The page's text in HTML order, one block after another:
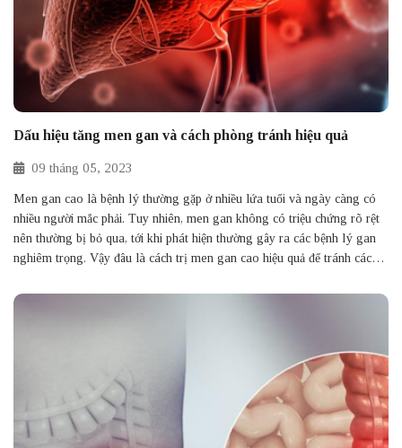
Dấu hiệu tăng men gan và cách phòng tránh hiệu quả
09 tháng 05, 2023
Men gan cao là bệnh lý thường gặp ở nhiều lứa tuổi và ngày càng có
nhiều người mắc phải. Tuy nhiên, men gan không có triệu chứng rõ rệt
nên thường bị bỏ qua, tới khi phát hiện thường gây ra các bệnh lý gan
nghiêm trọng. Vậy đâu là cách trị men gan cao hiệu quả để tránh các
nhé!